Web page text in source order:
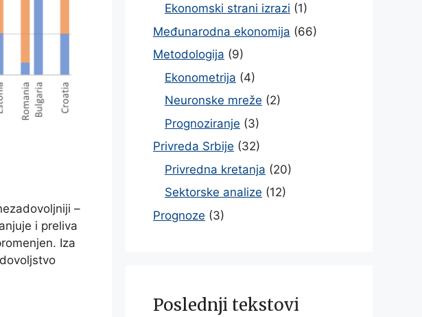
–
i preliva
Iza
Ekonomski strani izrazi (1)
Međunarodna ekonomija (66)
Metodologija (9)
Ekonometrija (4)
Neuronske mreže (2)
Prognoziranje (3)
Privreda Srbije (32)
Privredna kretanja (20)
Sektorske analize (12)
Prognoze (3)
Poslednji tekstovi